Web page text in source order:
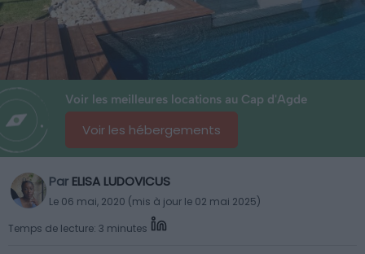
Voir les meilleures locations au Cap d'Agde
Voir les hébergements
Par ELISA LUDOVICUS
Le 06 mai, 2020 (mis à jour le 02 mai 2025)
Temps de lecture: 3 minutes